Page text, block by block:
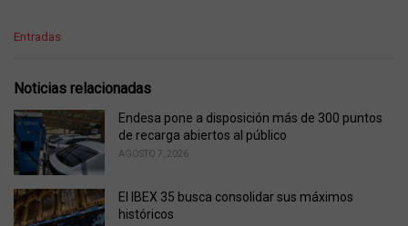
C
e
o
r
i
:
Entradas
Noticias relacionadas
Endesa pone a disposición más de 300 puntos
de recarga abiertos al público
AGOSTO 7, 2026
El IBEX 35 busca consolidar sus máximos
históricos